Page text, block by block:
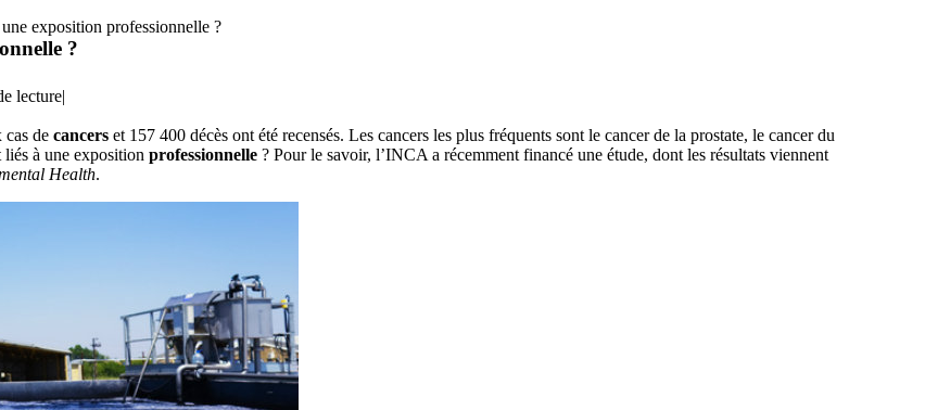
exposition professionnelle ?
?
lecture|
de cancerset 157 400 décès ont été recensés. Les cancers les plus fréquents sont le cancer de la prostate, le cancer du
à une exposition professionnelle? Pour le savoir, l’INCA a récemment financé une étude, dont les résultats viennent
Health.